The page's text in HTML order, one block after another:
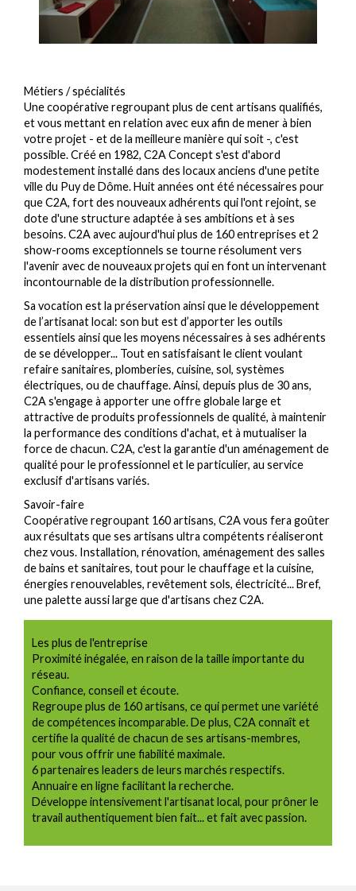
Métiers / spécialités
Une coopérative regroupant plus de cent artisans qualifiés,
et vous mettant en relation avec eux afin de mener à bien
votre projet - et de la meilleure manière qui soit -, c'est
possible. Créé en 1982, C2A Concept s'est d'abord
modestement installé dans des locaux anciens d'une petite
ville du Puy de Dôme. Huit années ont été nécessaires pour
que C2A, fort des nouveaux adhérents qui l'ont rejoint, se
dote d'une structure adaptée à ses ambitions et à ses
besoins. C2A avec aujourd'hui plus de 160 entreprises et 2
show-rooms exceptionnels se tourne résolument vers
l'avenir avec de nouveaux projets qui en font un intervenant
incontournable de la distribution professionnelle.
Sa vocation est la préservation ainsi que le développement
de l’artisanat local: son but est d’apporter les outils
essentiels ainsi que les moyens nécessaires à ses adhérents
de se développer... Tout en satisfaisant le client voulant
refaire sanitaires, plomberies, cuisine, sol, systèmes
électriques, ou de chauffage. Ainsi, depuis plus de 30 ans,
C2A s'engage à apporter une offre globale large et
attractive de produits professionnels de qualité, à maintenir
la performance des conditions d'achat, et à mutualiser la
force de chacun. C2A, c'est la garantie d'un aménagement de
qualité pour le professionnel et le particulier, au service
exclusif d'artisans variés.
Savoir-faire
Coopérative regroupant 160 artisans, C2A vous fera goûter
aux résultats que ses artisans ultra compétents réaliseront
chez vous. Installation, rénovation, aménagement des salles
de bains et sanitaires, tout pour le chauffage et la cuisine,
énergies renouvelables, revêtement sols, électricité... Bref,
une palette aussi large que d'artisans chez C2A.
Les plus de l'entreprise
Proximité inégalée, en raison de la taille importante du
réseau.
Confiance, conseil et écoute.
Regroupe plus de 160 artisans, ce qui permet une variété
de compétences incomparable. De plus, C2A connaît et
certifie la qualité de chacun de ses artisans-membres,
pour vous offrir une fiabilité maximale.
6 partenaires leaders de leurs marchés respectifs.
Annuaire en ligne facilitant la recherche.
Développe intensivement l'artisanat local, pour prôner le
travail authentiquement bien fait... et fait avec passion.